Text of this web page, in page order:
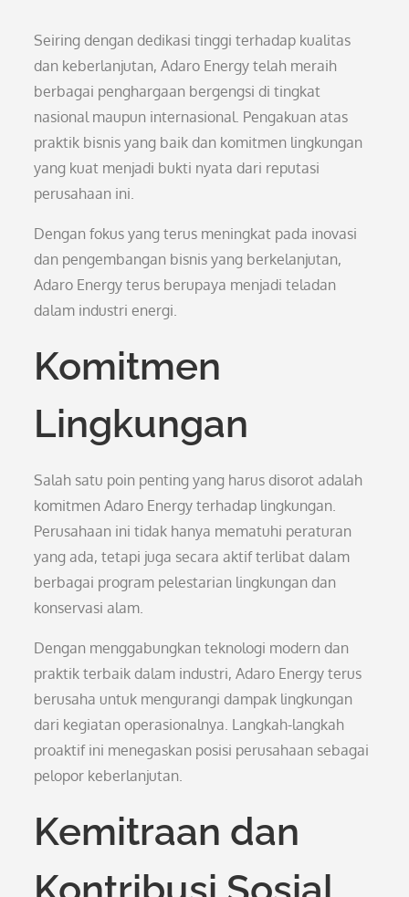
Seiring dengan dedikasi tinggi terhadap kualitas
dan keberlanjutan, Adaro Energy telah meraih
berbagai penghargaan bergengsi di tingkat
nasional maupun internasional. Pengakuan atas
praktik bisnis yang baik dan komitmen lingkungan
yang kuat menjadi bukti nyata dari reputasi
perusahaan ini.
Dengan fokus yang terus meningkat pada inovasi
dan pengembangan bisnis yang berkelanjutan,
Adaro Energy terus berupaya menjadi teladan
dalam industri energi.
Komitmen
Lingkungan
Salah satu poin penting yang harus disorot adalah
komitmen Adaro Energy terhadap lingkungan.
Perusahaan ini tidak hanya mematuhi peraturan
yang ada, tetapi juga secara aktif terlibat dalam
berbagai program pelestarian lingkungan dan
konservasi alam.
Dengan menggabungkan teknologi modern dan
praktik terbaik dalam industri, Adaro Energy terus
berusaha untuk mengurangi dampak lingkungan
dari kegiatan operasionalnya. Langkah-langkah
proaktif ini menegaskan posisi perusahaan sebagai
pelopor keberlanjutan.
Kemitraan dan